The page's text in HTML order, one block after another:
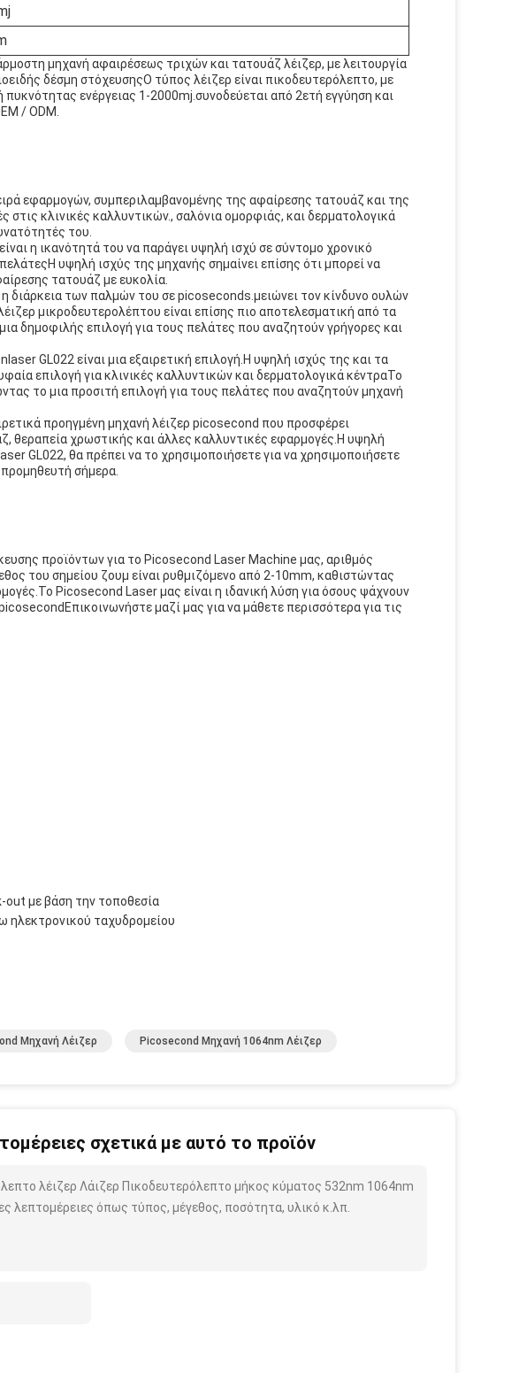
μηχανή αφαιρέσεως τριχών και τατουάζ λέιζερ, με λειτουργία
δέσμη στόχευσηςΟ τύπος λέιζερ είναι πικοδευτερόλεπτο, με
ενέργειας 1-2000mj.συνοδεύεται από 2ετή εγγύηση και
/ ODM.
εφαρμογών, συμπεριλαμβανομένης της αφαίρεσης τατουάζ και της
κλινικές καλλυντικών., σαλόνια ομορφιάς, και δερματολογικά
του.
η ικανότητά του να παράγει υψηλή ισχύ σε σύντομο χρονικό
υψηλή ισχύς της μηχανής σημαίνει επίσης ότι μπορεί να
τατουάζ με ευκολία.
διάρκεια των παλμών του σε picoseconds.μειώνει τον κίνδυνο ουλών
μικροδευτερολέπτου είναι επίσης πιο αποτελεσματική από τα
δημοφιλής επιλογή για τους πελάτες που αναζητούν γρήγορες και
GL022 είναι μια εξαιρετική επιλογή.Η υψηλή ισχύς της και τα
επιλογή για κλινικές καλλυντικών και δερματολογικά κέντραΤο
το μια προσιτή επιλογή για τους πελάτες που αναζητούν μηχανή
προηγμένη μηχανή λέιζερ picosecond που προσφέρει
θεραπεία χρωστικής και άλλες καλλυντικές εφαρμογές.Η υψηλή
GL022, θα πρέπει να το χρησιμοποιήσετε για να χρησιμοποιήσετε
σήμερα.
προϊόντων για το Picosecond Laser Machine μας, αριθμός
του σημείου ζουμ είναι ρυθμιζόμενο από 2-10mm, καθιστώντας
Picosecond Laser μας είναι η ιδανική λύση για όσους ψάχνουν
μαζί μας για να μάθετε περισσότερα για τις
με βάση την τοποθεσία
ηλεκτρονικού ταχυδρομείου
Μηχανή Λέιζερ Picosecond Μηχανή 1064nm Λέιζερ
σχετικά με αυτό το προϊόν
λέιζερ Λάιζερ Πικοδευτερόλεπτο μήκος κύματος 532nm 1064nm
λεπτομέρειες όπως τύπος, μέγεθος, ποσότητα, υλικό κ.λπ.